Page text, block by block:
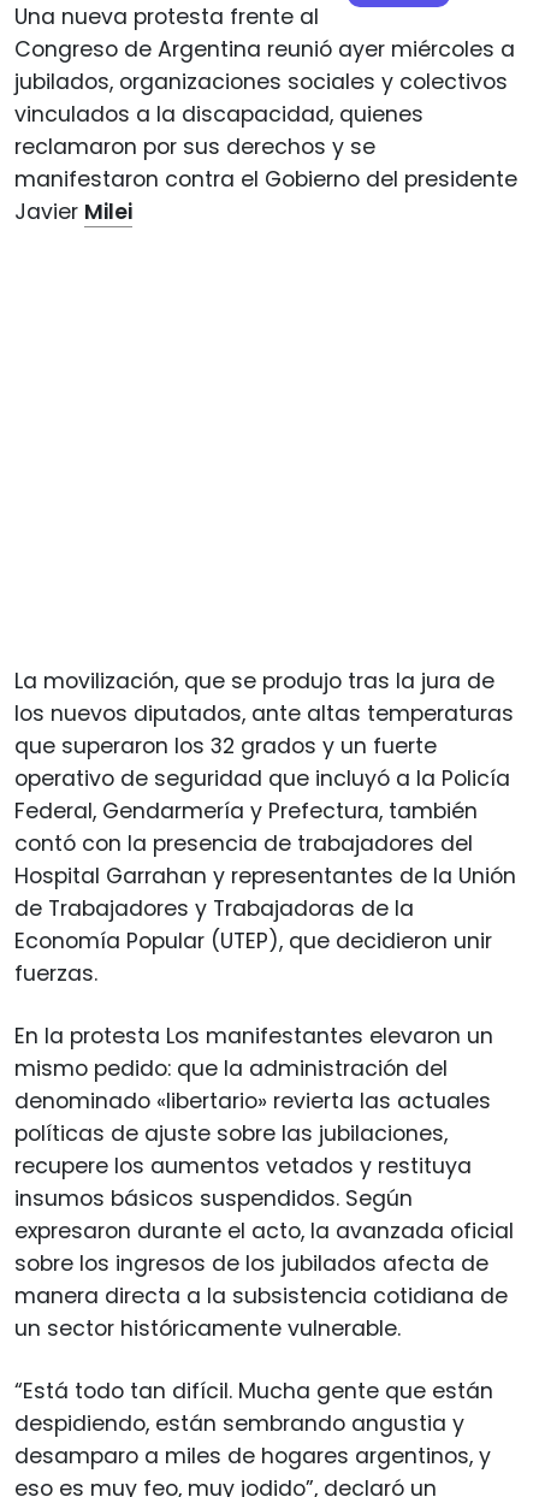
Una nueva protesta frente al
Congreso de Argentina reunió ayer miércoles a
jubilados, organizaciones sociales y colectivos
vinculados a la discapacidad, quienes
reclamaron por sus derechos y se
manifestaron contra el Gobierno del presidente
Javier Milei
La movilización, que se produjo tras la jura de
los nuevos diputados, ante altas temperaturas
que superaron los 32 grados y un fuerte
operativo de seguridad que incluyó a la Policía
Federal, Gendarmería y Prefectura, también
contó con la presencia de trabajadores del
Hospital Garrahan y representantes de la Unión
de Trabajadores y Trabajadoras de la
Economía Popular (UTEP), que decidieron unir
fuerzas.
En la protesta Los manifestantes elevaron un
mismo pedido: que la administración del
denominado «libertario» revierta las actuales
políticas de ajuste sobre las jubilaciones,
recupere los aumentos vetados y restituya
insumos básicos suspendidos. Según
expresaron durante el acto, la avanzada oficial
sobre los ingresos de los jubilados afecta de
manera directa a la subsistencia cotidiana de
un sector históricamente vulnerable.
“Está todo tan difícil. Mucha gente que están
despidiendo, están sembrando angustia y
desamparo a miles de hogares argentinos, y
eso es muy feo, muy jodido”, declaró un